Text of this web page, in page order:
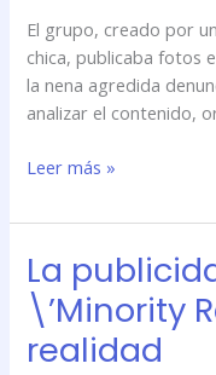
El grupo, creado por
chica, publicaba fotos
la nena agredida
analizar el contenido,
incitaba
a
\»odiar\»
a
nena
años
Leer más »
La
\’Minority
realidad
La
publicidad
directa
de